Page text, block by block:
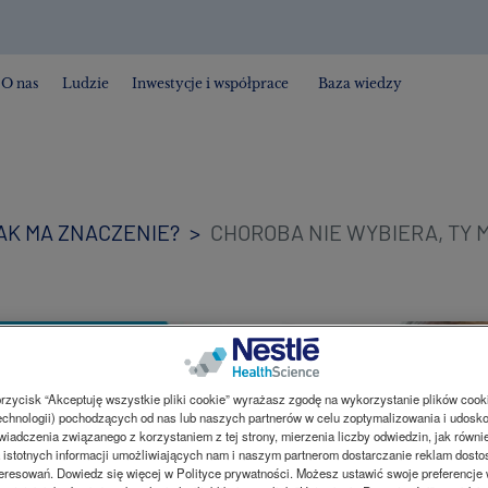
O nas Ludzie Inwestycje i współprace Baza wiedzy
MA ZNACZENIE? CHOROBA NIE WYBIERA, TY
“Akceptuję wszystkie pliki cookie” wyrażasz zgodę na wykorzystanie plików
pochodzących od nas lub naszych partnerów w celu zoptymalizowania i
związanego z korzystaniem z tej strony, mierzenia liczby odwiedzin, jak
istotnych informacji umożliwiających nam i naszym partnerom dostarczanie reklam
Dowiedz się więcej w Polityce prywatności. Możesz ustawić swoje preferencje